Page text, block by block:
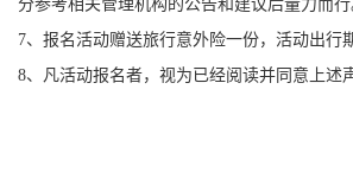
分参考相关管理机构的公告和建议后量力而行
7、报名活动赠送旅行意外险一份，活动出行
8、凡活动报名者，视为已经阅读并同意上述